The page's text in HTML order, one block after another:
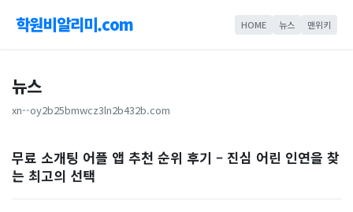
학원비알리미.com HOME 뉴스 맨위키
뉴스
xn--oy2b25bmwcz3ln2b432b.com
무료 소개팅 어플 앱 추천 순위 후기 – 진심 어린 인연을 찾
는 최고의 선택